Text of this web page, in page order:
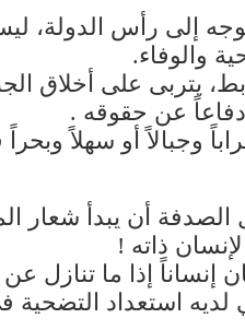
إلى رأس الدولة،
والوفاء.
يتربى على أخلاق
عن حقوقه .
وجبالاً أو سهلاً
أن يبدأ شعار
ذاته !
إنساناً إذا ما تنازل
لديه استعداد